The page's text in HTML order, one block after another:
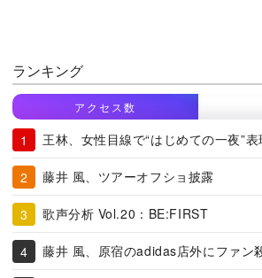
ランキング
アクセス数
王林、女性目線で“はじめての一夜”表
藤井 風、ツアーオフショ披露
歌声分析 Vol.20：BE:FIRST
藤井 風、原宿のadidas店外にファン